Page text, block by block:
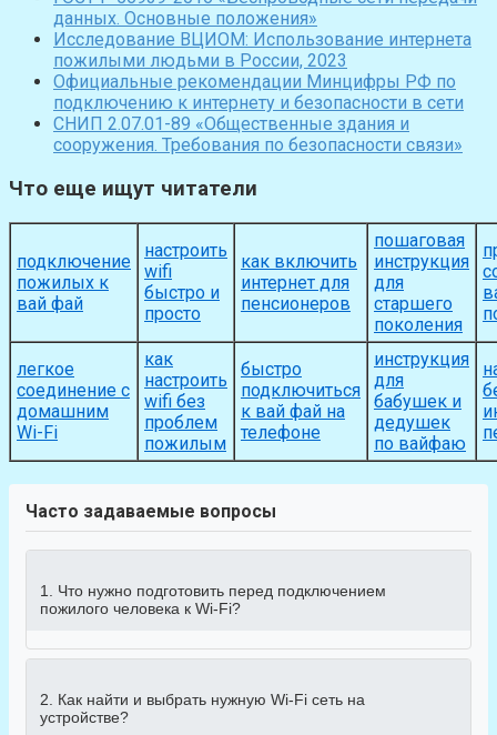
данных. Основные положения»
Исследование ВЦИОМ: Использование интернета
пожилыми людьми в России, 2023
Официальные рекомендации Минцифры РФ по
подключению к интернету и безопасности в сети
СНИП 2.07.01-89 «Общественные здания и
сооружения. Требования по безопасности связи»
Что еще ищут читатели
подключение
пожилых к
вай фай
настроить
wifi
быстро и
просто
как включить
интернет для
пенсионеров
пошаговая
инструкция
для
старшего
поколения
легкое
соединение с
домашним
Wi-Fi
как
настроить
wifi без
проблем
пожилым
быстро
подключиться
к вай фай на
телефоне
инструкция
для
бабушек и
дедушек
по вайфаю
Часто задаваемые вопросы
1. Что нужно подготовить перед подключением
пожилого человека к Wi-Fi?
2. Как найти и выбрать нужную Wi-Fi сеть на
устройстве?